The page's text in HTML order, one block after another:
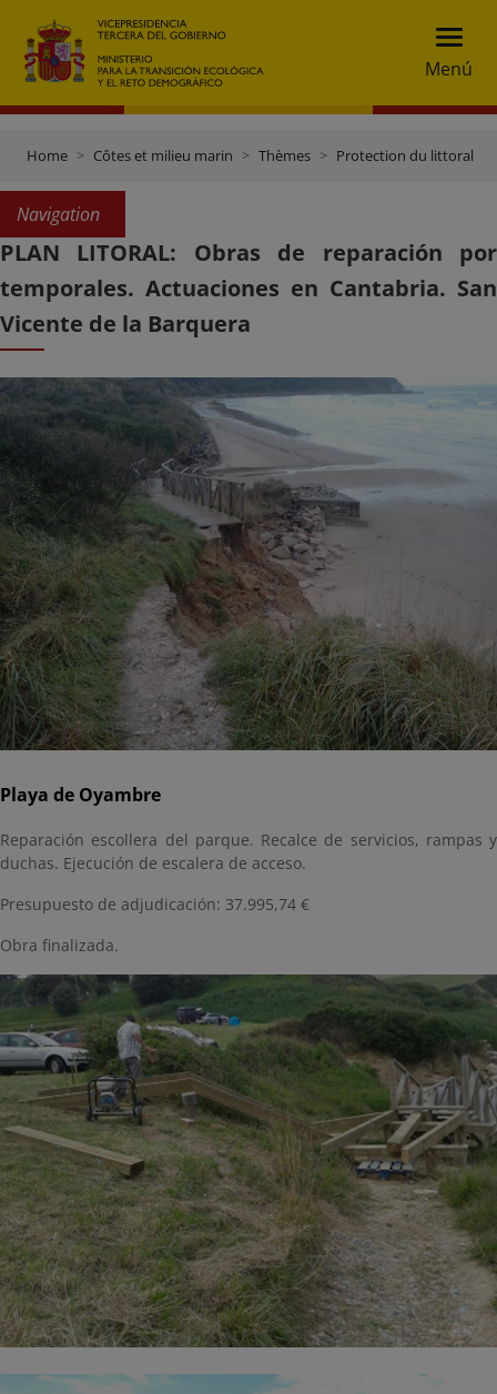
Menú
Home Côtes et milieu marin Thèmes Protection du littoral
Navigation
PLAN LITORAL: Obras de reparación por
temporales. Actuaciones en Cantabria. San
Vicente de la Barquera
Playa de Oyambre
Reparación escollera del parque. Recalce de servicios, rampas y
duchas. Ejecución de escalera de acceso.
Presupuesto de adjudicación: 37.995,74 €
Obra finalizada.